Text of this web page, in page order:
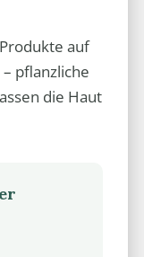
auf
pflanzliche
die Haut